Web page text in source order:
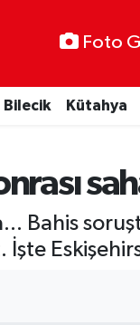
Foto
Bilecik Kütahya
Bahis